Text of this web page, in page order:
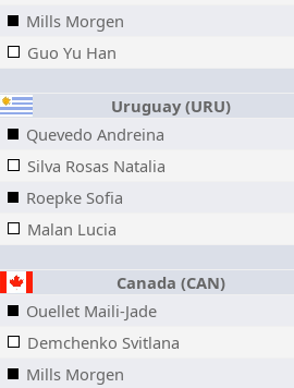
Mills Morgen
Guo Yu Han
Uruguay (URU)
Quevedo Andreina
Silva Rosas Natalia
Roepke Sofia
Malan Lucia
Canada (CAN)
Ouellet Maili-Jade
Demchenko Svitlana
Mills Morgen